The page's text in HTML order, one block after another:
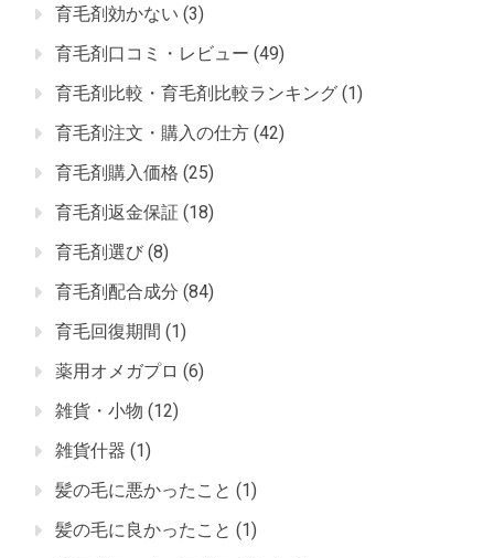
育毛剤効かない (3)
育毛剤口コミ・レビュー (49)
育毛剤比較・育毛剤比較ランキング (1)
育毛剤注文・購入の仕方 (42)
育毛剤購入価格 (25)
育毛剤返金保証 (18)
育毛剤選び (8)
育毛剤配合成分 (84)
育毛回復期間 (1)
薬用オメガプロ (6)
雑貨・小物 (12)
雑貨什器 (1)
髪の毛に悪かったこと (1)
髪の毛に良かったこと (1)